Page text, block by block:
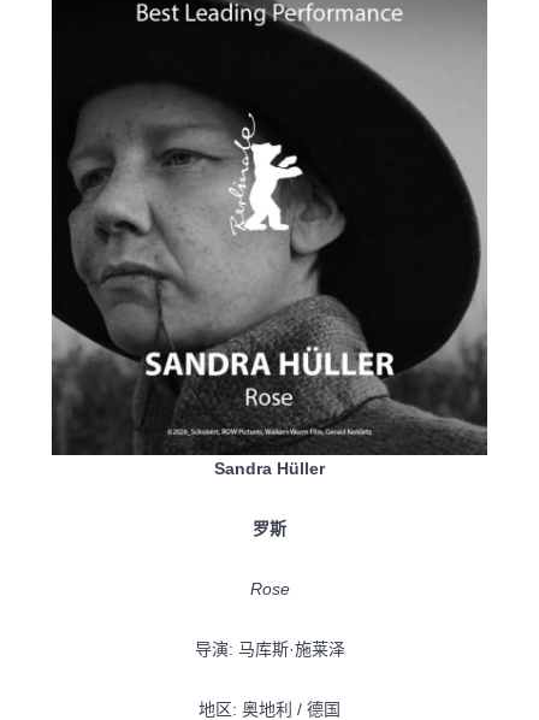
Sandra Hüller
罗斯
Rose
导演: 马库斯·施莱泽
地区: 奥地利 / 德国